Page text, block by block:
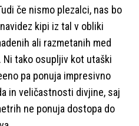
če nismo plezalci, nas bo
kipi iz tal v obliki
ali razmetanih med
Ni tako osupljiv kot utaški
pa ponuja impresivno
in veličastnosti divjine, saj
ne ponuja dostopa do